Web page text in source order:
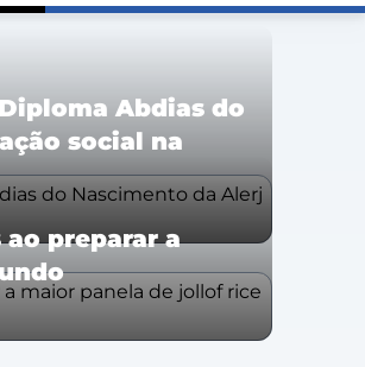
Abdias do
social na
ao preparar a